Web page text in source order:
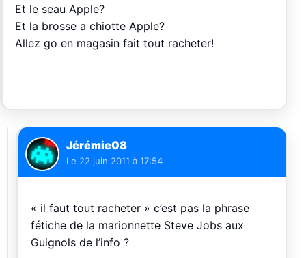
Et le seau Apple?
Et la brosse a chiotte Apple?
Allez go en magasin fait tout racheter!
Jérémie08
Le 22 juin 2011 à 17:54
« il faut tout racheter » c’est pas la phrase
fétiche de la marionnette Steve Jobs aux
Guignols de l’info ?